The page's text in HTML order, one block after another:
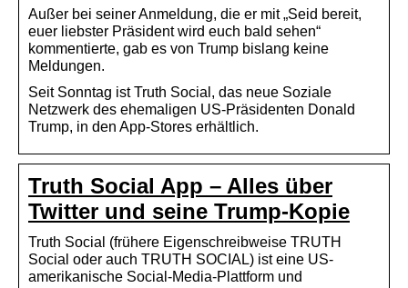
Außer bei seiner Anmeldung, die er mit „Seid bereit,
euer liebster Präsident wird euch bald sehen“
kommentierte, gab es von Trump bislang keine
Meldungen.
Seit Sonntag ist Truth Social, das neue Soziale
Netzwerk des ehemaligen US-Präsidenten Donald
Trump, in den App-Stores erhältlich.
Truth Social App – Alles über
Twitter und seine Trump-Kopie
Truth Social (frühere Eigenschreibweise TRUTH
Social oder auch TRUTH SOCIAL) ist eine US-
amerikanische Social-Media-Plattform und